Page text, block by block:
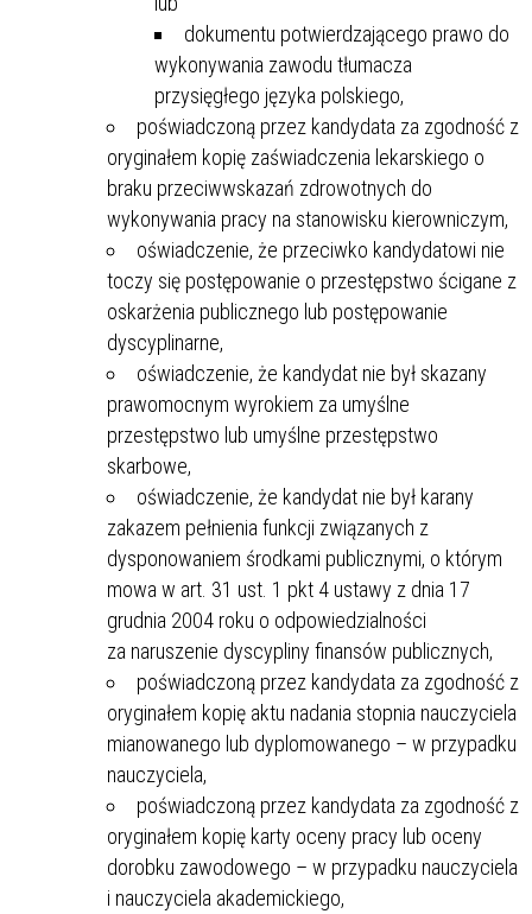
dokumentu potwierdzającego prawo do
wykonywania zawodu tłumacza
przysięgłego języka polskiego,
poświadczoną przez kandydata za zgodność z
oryginałem kopię zaświadczenia lekarskiego o
braku przeciwwskazań zdrowotnych do
wykonywania pracy na stanowisku kierowniczym,
oświadczenie, że przeciwko kandydatowi nie
toczy się postępowanie o przestępstwo ścigane z
oskarżenia publicznego lub postępowanie
dyscyplinarne,
oświadczenie, że kandydat nie był skazany
prawomocnym wyrokiem za umyślne
przestępstwo lub umyślne przestępstwo
skarbowe,
oświadczenie, że kandydat nie był karany
zakazem pełnienia funkcji związanych z
dysponowaniem środkami publicznymi, o którym
mowa w art. 31 ust. 1 pkt 4 ustawy z dnia 17
grudnia 2004 roku o odpowiedzialności
za naruszenie dyscypliny finansów publicznych,
poświadczoną przez kandydata za zgodność z
oryginałem kopię aktu nadania stopnia nauczyciela
mianowanego lub dyplomowanego – w przypadku
nauczyciela,
poświadczoną przez kandydata za zgodność z
oryginałem kopię karty oceny pracy lub oceny
dorobku zawodowego – w przypadku nauczyciela
i nauczyciela akademickiego,